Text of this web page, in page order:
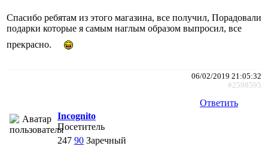
Спасибо ребятам из этого магазина, все получил, Порадовали
подарки которые я самым наглым образом выпросил, все
прекрасно.
06/02/2019 21:05:32
#2598595
Ответить
Incognito
Посетитель
247 90 Заречный